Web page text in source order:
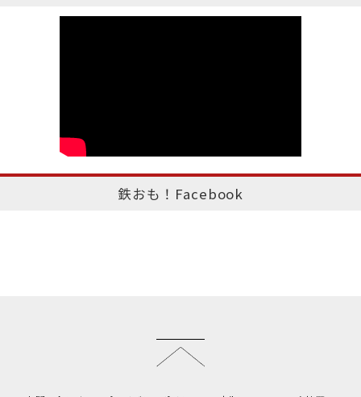
鉄おも！Facebook